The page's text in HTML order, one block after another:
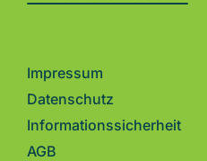
Impressum
Datenschutz
Informationssicherheit
AGB